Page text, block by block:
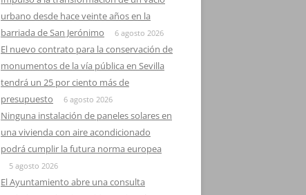
urbano desde hace veinte años en la
barriada de San Jerónimo
6 agosto 2026
El nuevo contrato para la conservación de
monumentos de la vía pública en Sevilla
tendrá un 25 por ciento más de
presupuesto
6 agosto 2026
Ninguna instalación de paneles solares en
una vivienda con aire acondicionado
podrá cumplir la futura norma europea
5 agosto 2026
El Ayuntamiento abre una consulta